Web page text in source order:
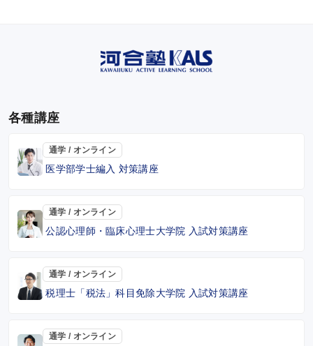
各種講座
通学 / オンライン
医学部学士編入 対策講座
通学 / オンライン
公認心理師・臨床心理士大学院 入試対策講座
通学 / オンライン
税理士「税法」科目免除大学院 入試対策講座
通学 / オンライン